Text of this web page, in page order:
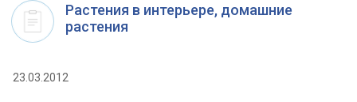
Растения в интерьере, домашние
растения
23.03.2012